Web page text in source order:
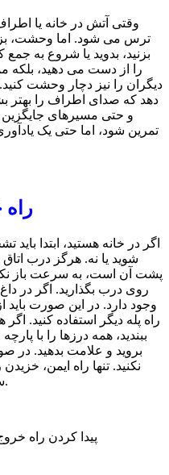
وقتی آتش در خانه یا
ترس می شود. اما وحشت،
بزنید، بدوید یا شروع به
را از دست می دهید، بلکه
دیگران را نیز دچار وحشت
دهد که صدای اطراف را بهتر
و حتی مسیرهای جایگزین
تمرین شود، اما حتی یک
3.
اگر در خانه هستید، ابتدا باید
شوید یا نه. هرگز درب
پشت آن است، به سرعت باز
روی درب بگذارید. اگر در
وجود دارد. در این صورت باید
راه پله دیگر استفاده کنید.
ببندید، همه درزها را با
بروید و علامت بدهید. در
نکنید. تنها راه ایمن،
سمی در ارتفاع بالا تجمع پیدا می کنند.